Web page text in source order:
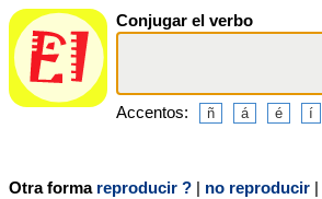
Conjugar el verbo
Accentos:
Otra forma reproducir ? | no reproducir |